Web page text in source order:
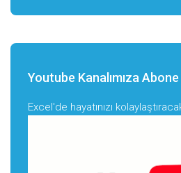
Youtube Kanalımıza
Excel'de hayatınızı